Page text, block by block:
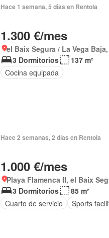
Hace 1 semana, 5 días en Rentola
1.300 €/mes
el Baix Segura / La Vega
3 Dormitorios
137 m²
Cocina equipada
Hace 2 semanas, 2 días en Rentola
1.000 €/mes
Playa Flamenca II, el Baix
3 Dormitorios
85 m²
Cuarto de servicio
Sports